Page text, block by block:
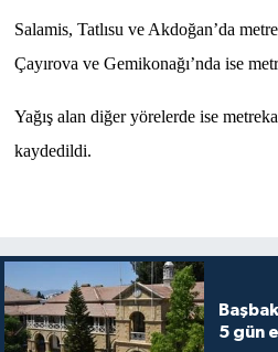
Salamis, Tatlısu ve Akdoğan’da
Çayırova ve Gemikonağı’nda ise
Yağış alan diğer yörelerde ise
kaydedildi.
5 gün
MAGAZİN
Nöbetçi Eczaneler
SİYASET
SPOR